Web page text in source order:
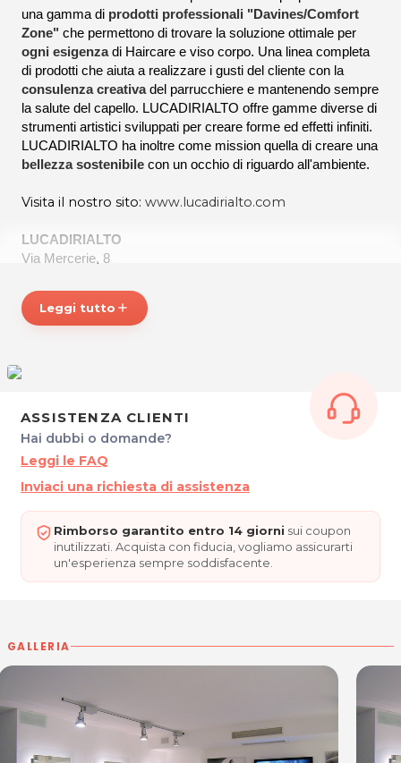
una gamma di prodotti professionali "Davines/Comfort
Zone" che permettono di trovare la soluzione ottimale per
ogni esigenzadi Haircare e viso corpo. Una linea completa
di prodotti che aiuta a realizzare i gusti del cliente con la
consulenza creativadel parrucchiere e mantenendo sempre
la salute del capello. LUCADIRIALTO offre gamme diverse di
strumenti artistici sviluppati per creare forme ed effetti infiniti.
LUCADIRIALTO ha inoltre come mission quella di creare una
bellezza sostenibile con un occhio di riguardo all'ambiente.
Visita il nostro sito: www.lucadirialto.com
LUCADIRIALTO
Via Mercerie, 8
P.IVA 02373040308
Tel. 0432503261
Per ulteriori informazioni sull'offerta o sulle modalità di
acquisto scrivi aposta@espevia.it
Leggi tutto add
ASSISTENZA CLIENTI
Hai dubbi o domande?
Leggi le FAQ
Inviaci una richiesta di assistenza
Rimborso garantito entro 14 giorni sui coupon
inutilizzati. Acquista con fiducia, vogliamo assicurarti
un'esperienza sempre soddisfacente.
GALLERIA